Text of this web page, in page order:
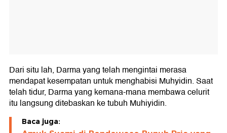
Dari situ lah, Darma yang telah mengintai merasa
mendapat kesempatan untuk menghabisi Muhyidin. Saat
telah tidur, Darma yang kemana-mana membawa celurit
itu langsung ditebaskan ke tubuh Muhiyidin.
Baca juga: